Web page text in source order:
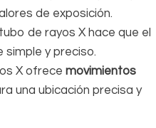
de exposición.
de rayos X hace que el
y preciso.
X ofrece movimientos
una ubicación precisa y